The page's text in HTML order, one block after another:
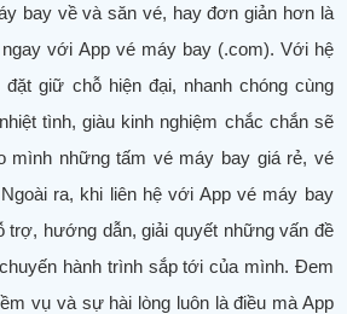
bay về và săn vé, hay đơn giản hơn là
với App vé máy bay (.com). Với hệ
giữ chỗ hiện đại, nhanh chóng cùng
tình, giàu kinh nghiệm chắc chắn sẽ
mình những tấm vé máy bay giá rẻ, vé
ra, khi liên hệ với App vé máy bay
trợ, hướng dẫn, giải quyết những vấn đề
hành trình sắp tới của mình. Đem
vụ và sự hài lòng luôn là điều mà App